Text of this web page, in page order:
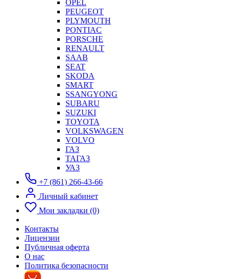
OPEL
PEUGEOT
PLYMOUTH
PONTIAC
PORSCHE
RENAULT
SAAB
SEAT
SKODA
SMART
SSANGYONG
SUBARU
SUZUKI
TOYOTA
VOLKSWAGEN
VOLVO
ГАЗ
ТАГАЗ
УАЗ
+7 (861) 266-43-66
Личный кабинет
Мои закладки (0)
Контакты
Лицензии
Публичная оферта
О нас
Политика безопасности